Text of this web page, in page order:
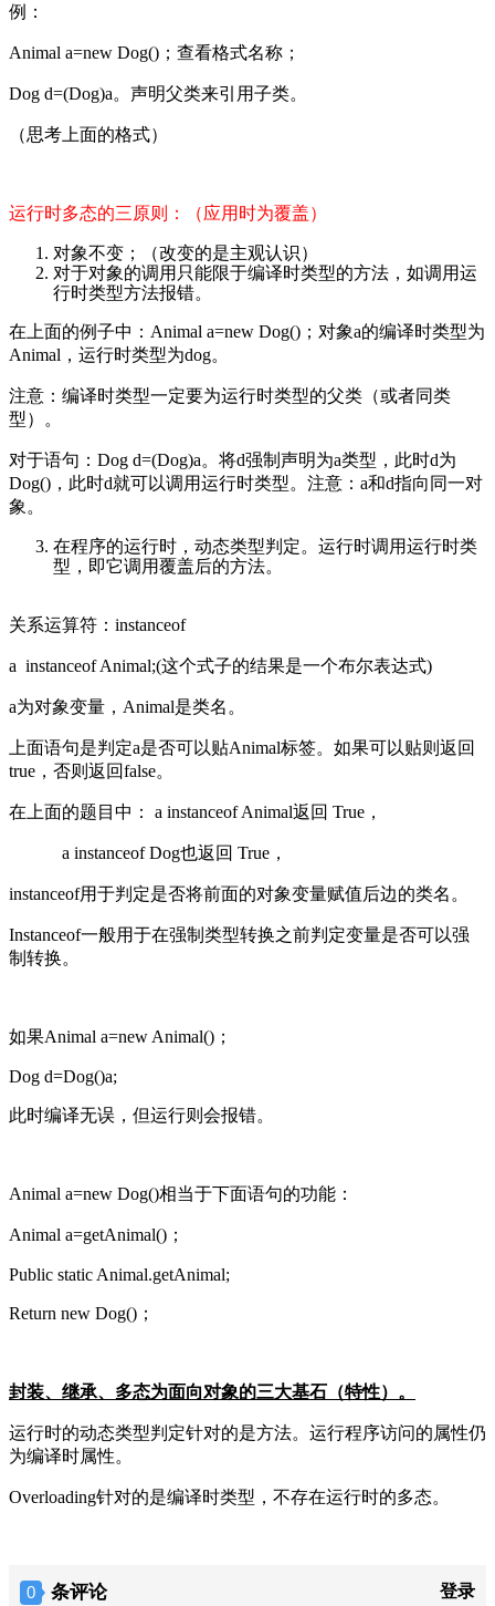
例：
Animal a=new Dog()；查看格式名称；
Dog d=(Dog)a。声明父类来引用子类。
（思考上面的格式）
运行时多态的三原则：（应用时为覆盖）
对象不变；（改变的是主观认识）
对于对象的调用只能限于编译时类型的方法，如调用运
行时类型方法报错。
在上面的例子中：Animal a=new Dog()；对象a的编译时类型为
Animal，运行时类型为dog。
注意：编译时类型一定要为运行时类型的父类（或者同类
型）。
对于语句：Dog d=(Dog)a。将d强制声明为a类型，此时d为
Dog()，此时d就可以调用运行时类型。注意：a和d指向同一对
象。
在程序的运行时，动态类型判定。运行时调用运行时类
型，即它调用覆盖后的方法。
关系运算符： instanceof
a instanceof Animal;(这个式子的结果是一个布尔表达式)
a为对象变量， Animal是类名。
上面语句是判定a是否可以贴Animal标签。如果可以贴则返回
true ，否则返回false。
在上面的题目中： a instanceof Animal返回 True ，
a instanceof Dog也返回 True ，
instanceof用于判定是否将前面的对象变量赋值后边的类名。
Instanceof一般用于在强制类型转换之前判定变量是否可以强
制转换。
如果Animal a=new Animal() ；
Dog d=Dog()a;
此时编译无误，但运行则会报错。
Animal a=new Dog()相当于下面语句的功能：
Animal a=getAnimal() ；
Public static Animal.getAnimal;
Return new Dog() ；
封装、继承、多态为面向对象的三大基石（特性）。
运行时的动态类型判定针对的是方法。运行程序访问的属性仍
为编译时属性。
Overloading针对的是编译时类型，不存在运行时的多态。
0 条评论 登录